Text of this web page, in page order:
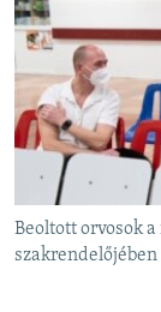
A PÉNZ
EURÓPAI UNIÓ
VILÁG
A MÚLT
KÖVESSEN MINKET!
Beoltott orvosok